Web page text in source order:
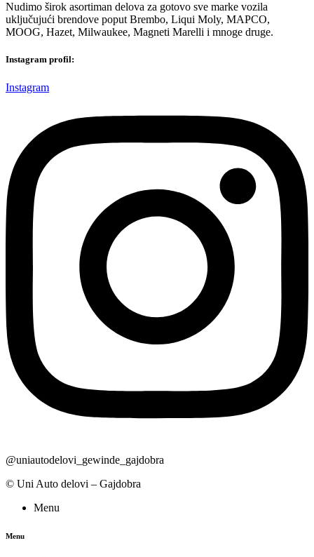
Nudimo širok asortiman delova za gotovo sve marke vozila
uključujući brendove poput Brembo, Liqui Moly, MAPCO,
MOOG, Hazet, Milwaukee, Magneti Marelli i mnoge druge.
Instagram profil:
Instagram
@uniautodelovi_gewinde_gajdobra
© Uni Auto delovi – Gajdobra
Menu
Menu